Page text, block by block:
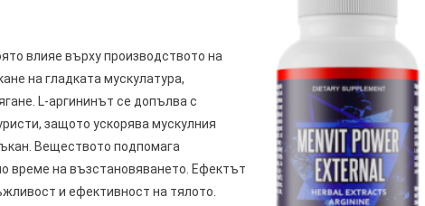
влияе върху производството на
на гладката мускулатура,
L-аргининът се допълва с
защото ускорява мускулния
Веществото подпомага
време на възстановяването. Ефектът
и ефективност на тялото.